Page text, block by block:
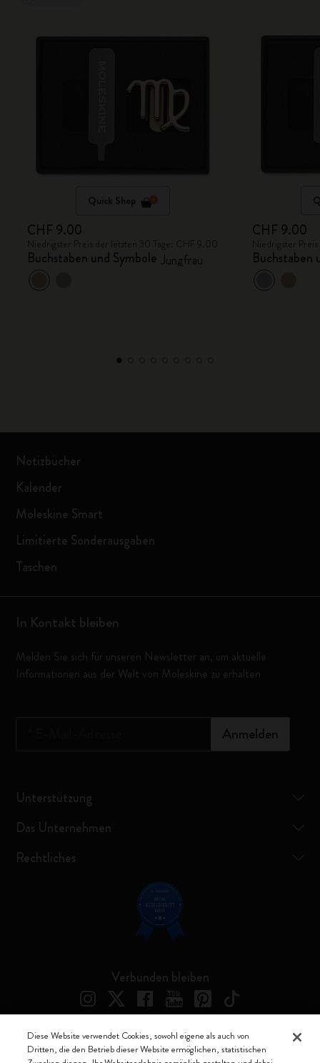
Quick Shop
CHF 9.00
Buchstaben und Symbole Jungfrau
CHF 9.00
Buchstaben
Notizbücher
Kalender
Moleskine Smart
Limitierte Sonderausgaben
Taschen
In Kontakt bleiben
Melden Sie sich für unseren Newsletter an, um aktuelle
Informationen aus der Welt von Moleskine zu erhalten
Anmelden
Unterstützung
Das Unternehmen
Rechtliches
Verbunden bleiben
Moleskine ® ist ein eingetragenes Warenzeichen von Moleskine Srl a
Diese Website verwendet Cookies, sowohl eigene als auch von
Dritten, die den Betrieb dieser Website ermöglichen, statistischen